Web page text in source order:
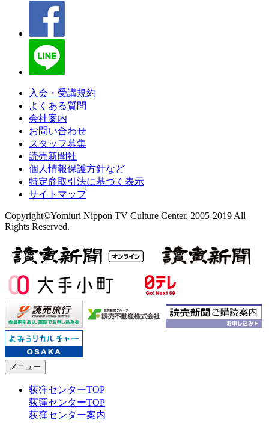
入会・受講規約
よくある質問
会社案内
お問い合わせ
スタッフ募集
読売新聞社
個人情報保護方針など
特定商取引法に基づく表示
サイトマップ
Copyright©Yomiuri Nippon TV Culture Center. 2005-2019 All
Rights Reserved.
メニュー
荻窪センターTOP
荻窪センターTOP
荻窪センター案内